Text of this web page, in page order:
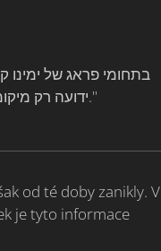
ידועה רק מיקומם המשוער. אתר זה שואף להנגיש מידע זה מחדש, על מנת להגן על כהנים המבקרים בפראג."
od té doby zanikly. V
je tyto informace